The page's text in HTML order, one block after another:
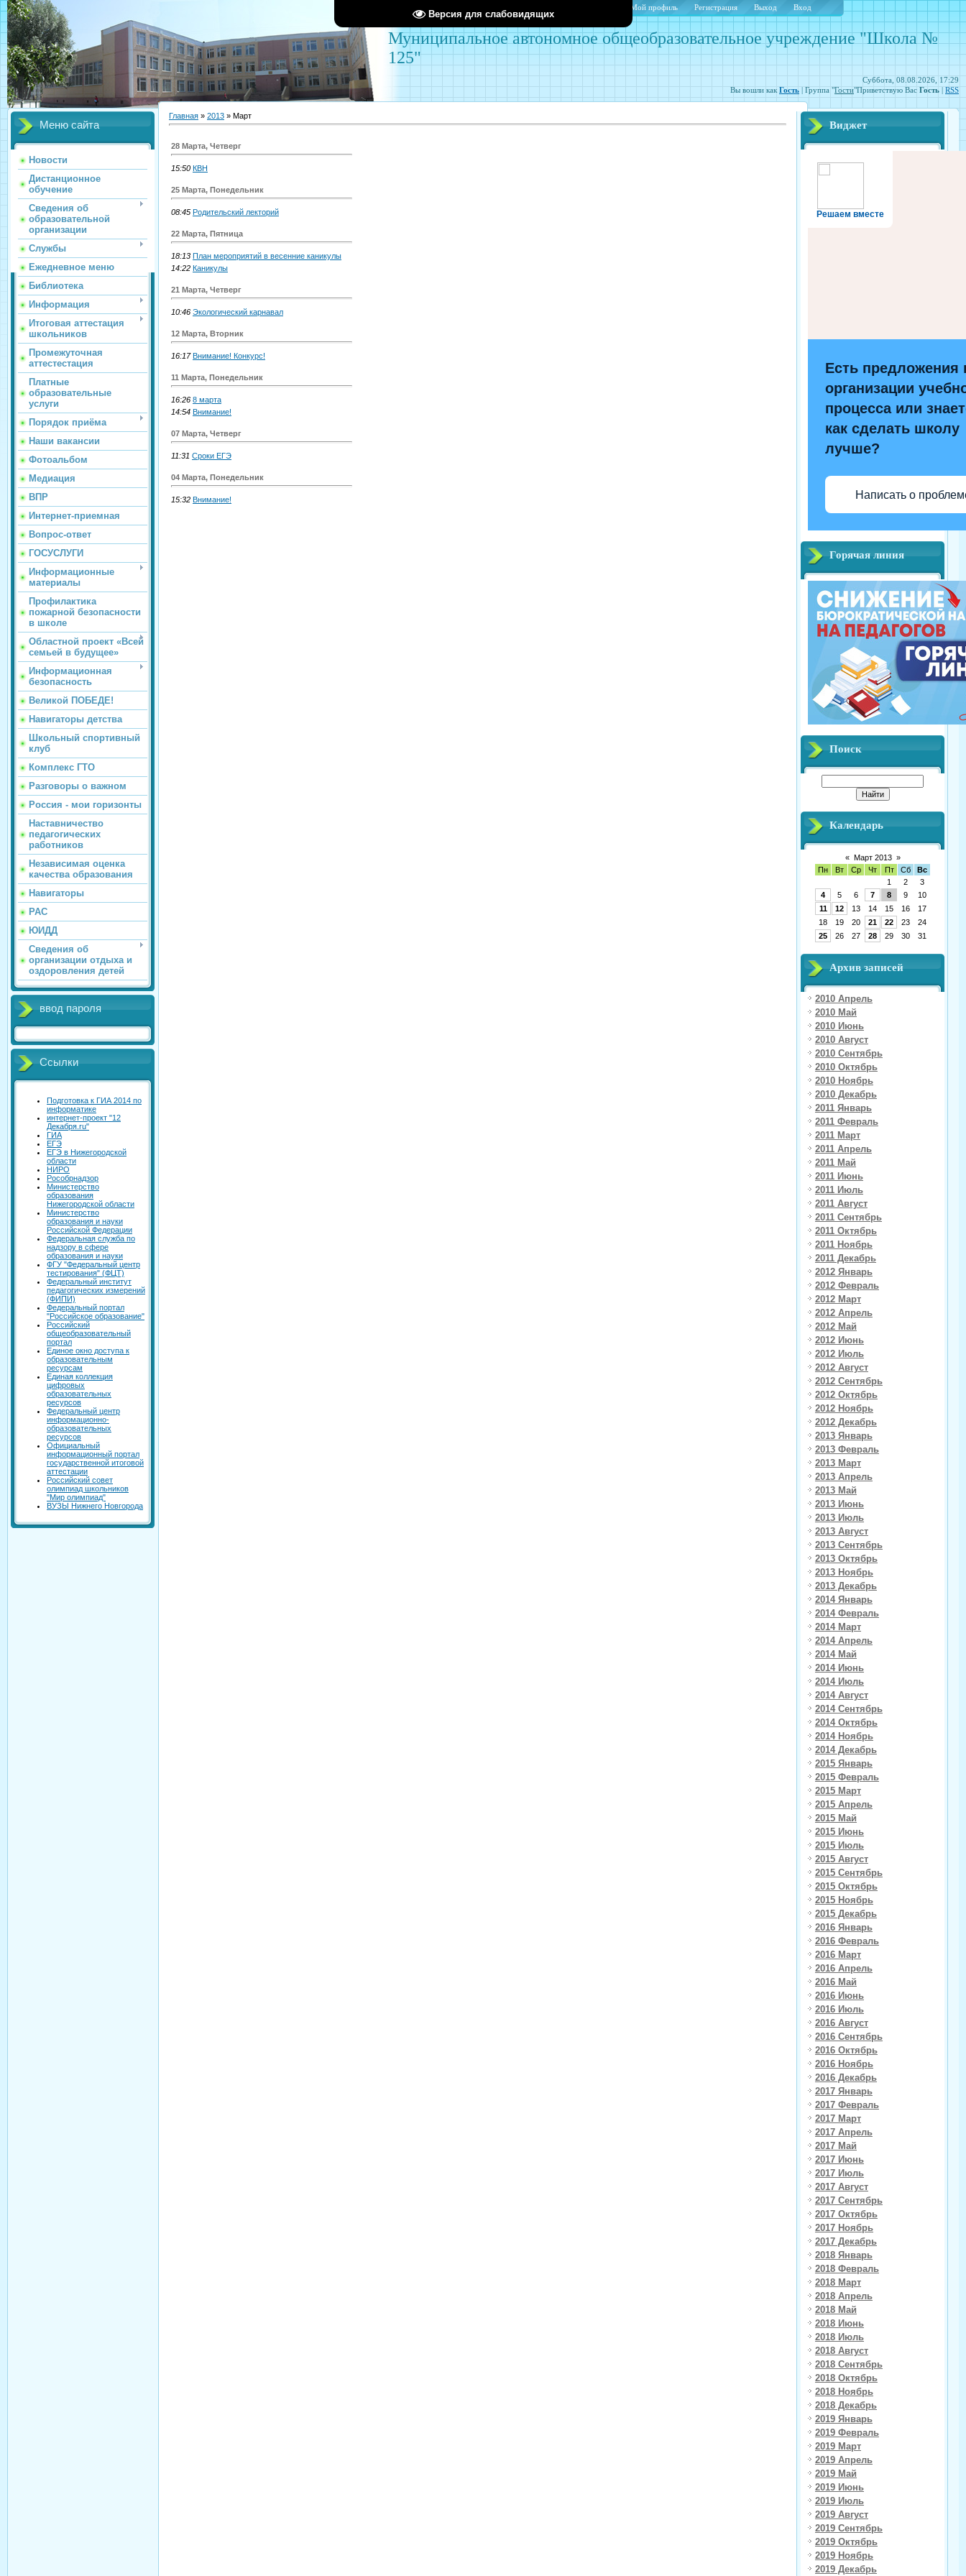
Версия для слабовидящих
Суббота, 08.08.2026, 17:29
Вы вошли как Гость | Группа "Гости"Приветствую Вас Гость RSS
Муниципальное автономное общеобразовательное учреждение "Школа №
125"
Мой профиль Регистрация Выход Вход
Меню сайта
Новости
Дистанционное
обучение
Сведения об
образовательной
организации
Службы
Ежедневное меню
Библиотека
Информация
Итоговая аттестация
школьников
Промежуточная
аттестестация
Платные
образовательные
услуги
Порядок приёма
Наши вакансии
Фотоальбом
Медиация
ВПР
Интернет-приемная
Вопрос-ответ
ГОСУСЛУГИ
Информационные
материалы
Профилактика
пожарной безопасности
в школе
Областной проект «Всей
семьей в будущее»
Информационная
безопасность
Великой ПОБЕДЕ!
Навигаторы детства
Школьный спортивный
клуб
Комплекс ГТО
Разговоры о важном
Россия - мои горизонты
Наставничество
педагогических
работников
Независимая оценка
качества образования
Навигаторы
РАС
ЮИДД
Сведения об
организации отдыха и
оздоровления детей
ввод пароля
Ссылки
Подготовка к ГИА 2014 по
информатике
интернет-проект "12
Декабря.ru"
ГИА
ЕГЭ
ЕГЭ в Нижегородской
области
НИРО
Рособрнадзор
Министерство
образования
Нижегородской области
Министерство
образования и науки
Российской Федерации
Федеральная служба по
надзору в сфере
образования и науки
ФГУ "Федеральный центр
тестирования" (ФЦТ)
Федеральный институт
педагогических измерений
(ФИПИ)
Федеральный портал
"Российское образование"
Российский
общеобразовательный
портал
Единое окно доступа к
образовательным
ресурсам
Единая коллекция
цифровых
образовательных
ресурсов
Федеральный центр
информационно-
образовательных
ресурсов
Официальный
информационный портал
государственной итоговой
аттестации
Российский совет
олимпиад школьников
"Мир олимпиад"
ВУЗЫ Нижнего Новгорода
Главная » 2013 » Март
28 Марта, Четверг
15:50 КВН
25 Марта, Понедельник
08:45 Родительский лекторий
22 Марта, Пятница
18:13 План мероприятий в весенние каникулы
14:22 Каникулы
21 Марта, Четверг
10:46 Экологический карнавал
12 Марта, Вторник
16:17 Внимание! Конкурс!
11 Марта, Понедельник
16:26 8 марта
14:54 Внимание!
07 Марта, Четверг
11:31 Сроки ЕГЭ
04 Марта, Понедельник
15:32 Внимание!
Виджет
Решаем вместе
Есть предложения
организации
процесса или
как сделать школу
лучше?
Написать о
Горячая линия
Поиск
Календарь
« Март 2013 »
Пн
Вт Ср Чт Пт Сб
Вс
1
2
3
4
5 6 7 8 9
10
11
12 13 14 15 16
17
18
19 20 21 22 23
24
25
26 27 28 29 30 31
Архив записей
2010 Апрель
2010 Май
2010 Июнь
2010 Август
2010 Сентябрь
2010 Октябрь
2010 Ноябрь
2010 Декабрь
2011 Январь
2011 Февраль
2011 Март
2011 Апрель
2011 Май
2011 Июнь
2011 Июль
2011 Август
2011 Сентябрь
2011 Октябрь
2011 Ноябрь
2011 Декабрь
2012 Январь
2012 Февраль
2012 Март
2012 Апрель
2012 Май
2012 Июнь
2012 Июль
2012 Август
2012 Сентябрь
2012 Октябрь
2012 Ноябрь
2012 Декабрь
2013 Январь
2013 Февраль
2013 Март
2013 Апрель
2013 Май
2013 Июнь
2013 Июль
2013 Август
2013 Сентябрь
2013 Октябрь
2013 Ноябрь
2013 Декабрь
2014 Январь
2014 Февраль
2014 Март
2014 Апрель
2014 Май
2014 Июнь
2014 Июль
2014 Август
2014 Сентябрь
2014 Октябрь
2014 Ноябрь
2014 Декабрь
2015 Январь
2015 Февраль
2015 Март
2015 Апрель
2015 Май
2015 Июнь
2015 Июль
2015 Август
2015 Сентябрь
2015 Октябрь
2015 Ноябрь
2015 Декабрь
2016 Январь
2016 Февраль
2016 Март
2016 Апрель
2016 Май
2016 Июнь
2016 Июль
2016 Август
2016 Сентябрь
2016 Октябрь
2016 Ноябрь
2016 Декабрь
2017 Январь
2017 Февраль
2017 Март
2017 Апрель
2017 Май
2017 Июнь
2017 Июль
2017 Август
2017 Сентябрь
2017 Октябрь
2017 Ноябрь
2017 Декабрь
2018 Январь
2018 Февраль
2018 Март
2018 Апрель
2018 Май
2018 Июнь
2018 Июль
2018 Август
2018 Сентябрь
2018 Октябрь
2018 Ноябрь
2018 Декабрь
2019 Январь
2019 Февраль
2019 Март
2019 Апрель
2019 Май
2019 Июнь
2019 Июль
2019 Август
2019 Сентябрь
2019 Октябрь
2019 Ноябрь
2019 Декабрь